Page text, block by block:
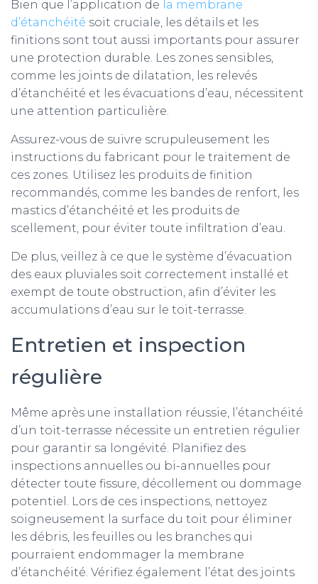
Bien que l’application de la membrane
d’étanchéité soit cruciale, les détails et les
finitions sont tout aussi importants pour assurer
une protection durable. Les zones sensibles,
comme les joints de dilatation, les relevés
d’étanchéité et les évacuations d’eau, nécessitent
une attention particulière.
Assurez-vous de suivre scrupuleusement les
instructions du fabricant pour le traitement de
ces zones. Utilisez les produits de finition
recommandés, comme les bandes de renfort, les
mastics d’étanchéité et les produits de
scellement, pour éviter toute infiltration d’eau.
De plus, veillez à ce que le système d’évacuation
des eaux pluviales soit correctement installé et
exempt de toute obstruction, afin d’éviter les
accumulations d’eau sur le toit-terrasse.
Entretien et inspection
régulière
Même après une installation réussie, l’étanchéité
d’un toit-terrasse nécessite un entretien régulier
pour garantir sa longévité. Planifiez des
inspections annuelles ou bi-annuelles pour
détecter toute fissure, décollement ou dommage
potentiel. Lors de ces inspections, nettoyez
soigneusement la surface du toit pour éliminer
les débris, les feuilles ou les branches qui
pourraient endommager la membrane
d’étanchéité. Vérifiez également l’état des joints